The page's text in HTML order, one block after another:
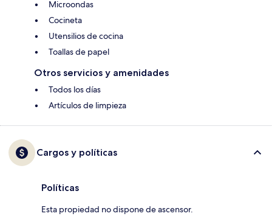
Microondas
Cocineta
Utensilios de cocina
Toallas de papel
Otros servicios y amenidades
Todos los días
Artículos de limpieza
Cargos y políticas
Políticas
Esta propiedad no dispone de ascensor.